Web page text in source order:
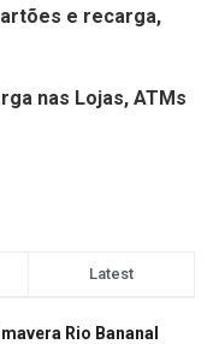
e recarga,
nas Lojas, ATMs
Latest
Rio Bananal